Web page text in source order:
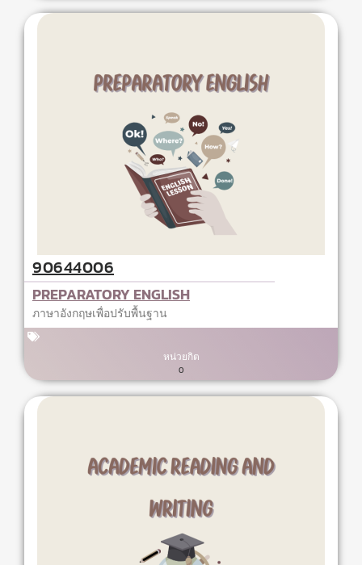
90644006
PREPARATORY ENGLISH
ภาษาอังกฤษเพื่อปรับพื้นฐาน
หน่วยกิต
0